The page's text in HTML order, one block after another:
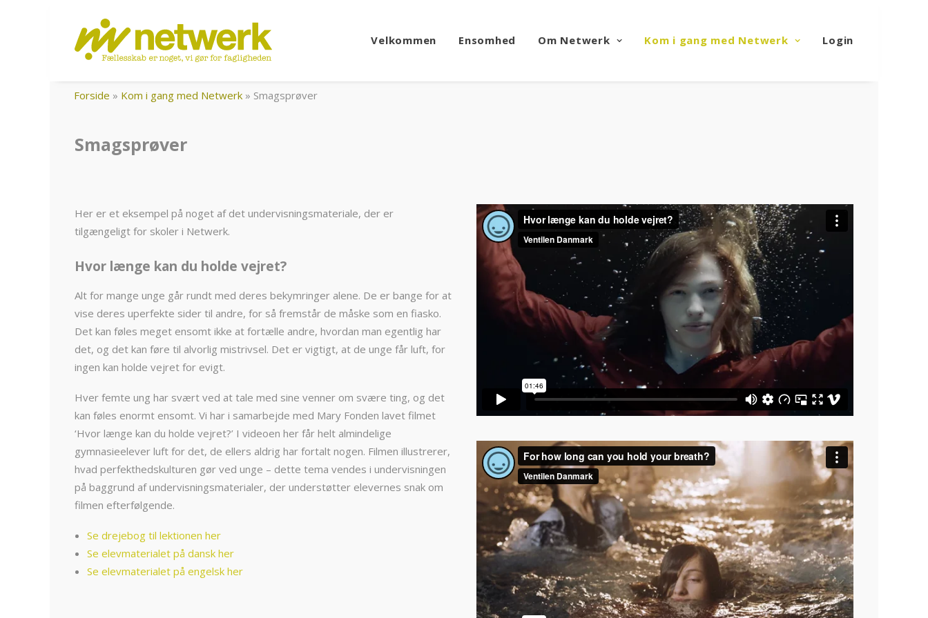
Velkommen Ensomhed Om Netwerk Kom i gang med Netwerk Login
Forside » Kom i gang med Netwerk » Smagsprøver
Smagsprøver
Her er et eksempel på noget af det undervisningsmateriale, der er
tilgængeligt for skoler i Netwerk.
Hvor længe kan du holde vejret?
Alt for mange unge går rundt med deres bekymringer alene. De er bange for at
vise deres uperfekte sider til andre, for så fremstår de måske som en fiasko.
Det kan føles meget ensomt ikke at fortælle andre, hvordan man egentlig har
det, og det kan føre til alvorlig mistrivsel. Det er vigtigt, at de unge får luft, for
ingen kan holde vejret for evigt.
Hver femte ung har svært ved at tale med sine venner om svære ting, og det
kan føles enormt ensomt. Vi har i samarbejde med Mary Fonden lavet filmet
‘Hvor længe kan du holde vejret?’ I videoen her får helt almindelige
gymnasieelever luft for det, de ellers aldrig har fortalt nogen. Filmen illustrerer,
hvad perfekthedskulturen gør ved unge – dette tema vendes i undervisningen
på baggrund af undervisningsmaterialer, der understøtter elevernes snak om
filmen efterfølgende.
Se drejebog til lektionen her
Se elevmaterialet på dansk her
Se elevmaterialet på engelsk her